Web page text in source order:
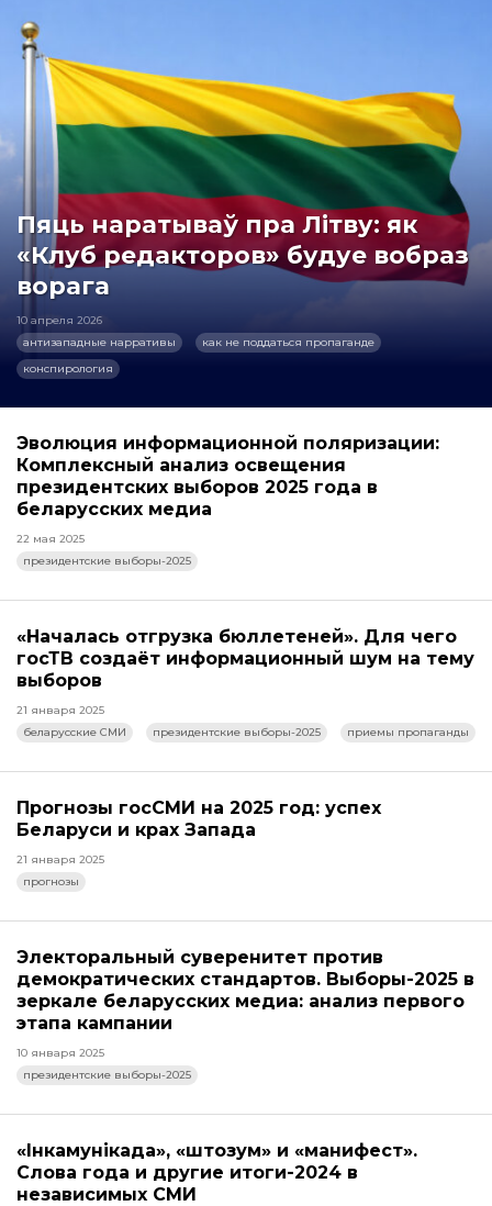
Пяць наратываў пра Літву: як
«Клуб редакторов» будуе вобраз
ворага
10 апреля 2026
антизападные нарративы
как не поддаться пропаганде
конспирология
Эволюция информационной поляризации:
Комплексный анализ освещения
президентских выборов 2025 года в
беларусских медиа
22 мая 2025
президентские выборы-2025
«Началась отгрузка бюллетеней». Для чего
госТВ создаёт информационный шум на тему
выборов
21 января 2025
беларусские СМИ
президентские выборы-2025 приемы пропаганды
Прогнозы госСМИ на 2025 год: успех
Беларуси и крах Запада
21 января 2025
прогнозы
Электоральный суверенитет против
демократических стандартов. Выборы-2025 в
зеркале беларусских медиа: анализ первого
этапа кампании
10 января 2025
президентские выборы-2025
«Інкамунікада», «штозум» и «манифест».
Слова года и другие итоги-2024 в
независимых СМИ